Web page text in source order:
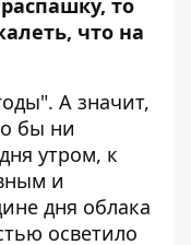
то
что на
А значит,
бы ни
утром, к
и
дня облака
осветило